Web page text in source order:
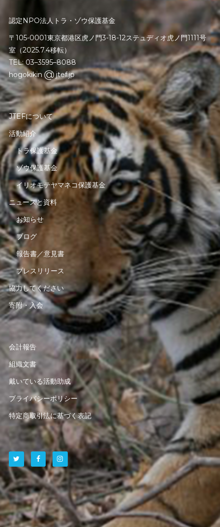
認定NPO法人トラ・ゾウ保護基金
〒105-0001東京都港区虎ノ門3-18-12ステュディオ虎ノ門1111号
室（2025.7.4移転）
TEL: 03–3595–8088
hogokikin
jtef.jp
JTEFについて
活動紹介
トラ保護基金
ゾウ保護基金
イリオモテヤマネコ保護基金
ニュースと資料
お知らせ
ブログ
報告書／意見書
プレスリリース
協力してください
寄附・入会
会計報告
組織文書
戴いている活動助成
プライバシーポリシー
特定商取引法に基づく表記